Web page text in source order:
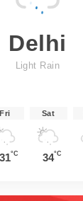
Delhi
Light Rain
Fri
31°C
Sat
34°C